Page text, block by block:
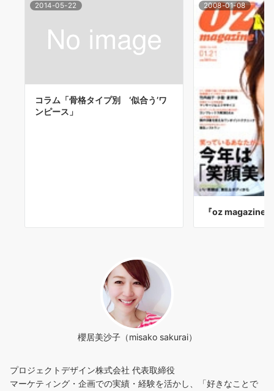
2014-05-22
コラム「骨格タイプ別 ‘似合う’ワ
ンピース」
2008-01-08
『oz magazine
櫻居美沙子（misako sakurai）
プロジェクトデザイン株式会社 代表取締役
マーケティング・企画での実績・経験を活かし、「好きなことで